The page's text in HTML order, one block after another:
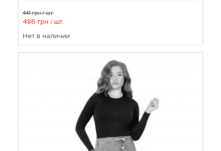
441 грн / шт.
486 грн / шт.
Нет в наличии